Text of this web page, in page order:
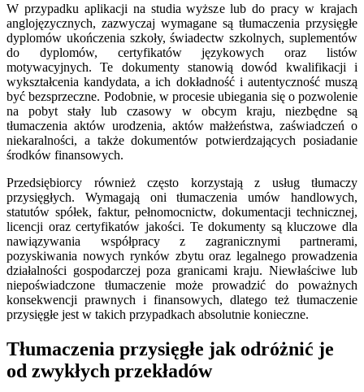
W przypadku aplikacji na studia wyższe lub do pracy w krajach
anglojęzycznych, zazwyczaj wymagane są tłumaczenia przysięgłe
dyplomów ukończenia szkoły, świadectw szkolnych, suplementów
do dyplomów, certyfikatów językowych oraz listów
motywacyjnych. Te dokumenty stanowią dowód kwalifikacji i
wykształcenia kandydata, a ich dokładność i autentyczność muszą
być bezsprzeczne. Podobnie, w procesie ubiegania się o pozwolenie
na pobyt stały lub czasowy w obcym kraju, niezbędne są
tłumaczenia aktów urodzenia, aktów małżeństwa, zaświadczeń o
niekaralności, a także dokumentów potwierdzających posiadanie
środków finansowych.
Przedsiębiorcy również często korzystają z usług tłumaczy
przysięgłych. Wymagają oni tłumaczenia umów handlowych,
statutów spółek, faktur, pełnomocnictw, dokumentacji technicznej,
licencji oraz certyfikatów jakości. Te dokumenty są kluczowe dla
nawiązywania współpracy z zagranicznymi partnerami,
pozyskiwania nowych rynków zbytu oraz legalnego prowadzenia
działalności gospodarczej poza granicami kraju. Niewłaściwe lub
niepoświadczone tłumaczenie może prowadzić do poważnych
konsekwencji prawnych i finansowych, dlatego też tłumaczenie
przysięgłe jest w takich przypadkach absolutnie konieczne.
Tłumaczenia przysięgłe jak odróżnić je
od zwykłych przekładów